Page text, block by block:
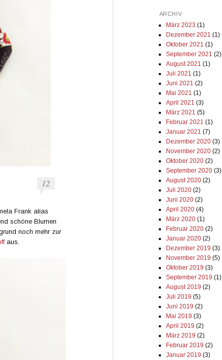
12
Frank alias
schöne Blumen
noch mehr zur
aus.
ARCHIV
März 2023 (1)
Dezember 2021 (1)
Oktober 2021 (1)
September 2021 (2)
August 2021 (1)
Juli 2021 (1)
Juni 2021 (2)
Mai 2021 (1)
April 2021 (3)
März 2021 (5)
Februar 2021 (1)
Januar 2021 (7)
Dezember 2020(3)
November 2020(2)
Oktober 2020(2)
September 2020(3)
August 2020(2)
Juli 2020(2)
Juni 2020(2)
April 2020(4)
März 2020(1)
Februar 2020(2)
Januar 2020(2)
Dezember 2019 (3)
November 2019 (5)
Oktober 2019 (3)
September 2019 (1)
August 2019 (2)
Juli 2019 (5)
Juni 2019 (2)
Mai 2019 (3)
April 2019 (2)
März 2019 (2)
Februar 2019 (2)
Januar 2019 (3)